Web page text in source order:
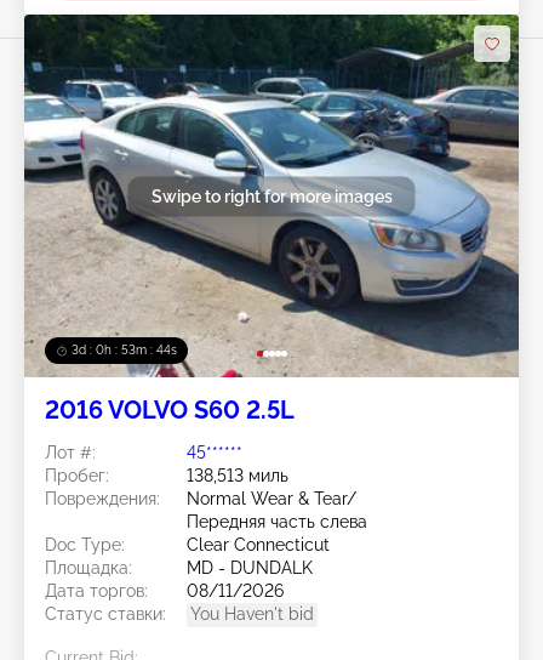
3d : 0h : 53m : 41s
Swipe to right for more images
2016 VOLVO S60 2.5L
Лот #:
45******
Пробег:
138,513 миль
Повреждения:
Normal Wear & Tear/
Передняя часть слева
Doc Type:
Clear Connecticut
Площадка:
MD - DUNDALK
Дата торгов:
08/11/2026
Статус ставки:
You Haven't bid